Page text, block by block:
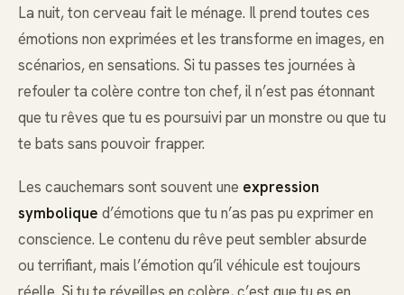
La nuit, ton cerveau fait le ménage. Il prend toutes ces
émotions non exprimées et les transforme en images, en
scénarios, en sensations. Si tu passes tes journées à
refouler ta colère contre ton chef, il n’est pas étonnant
que tu rêves que tu es poursuivi par un monstre ou que tu
te bats sans pouvoir frapper.
Les cauchemars sont souvent une expression
symbolique d’émotions que tu n’as pas pu exprimer en
conscience. Le contenu du rêve peut sembler absurde
ou terrifiant, mais l’émotion qu’il véhicule est toujours